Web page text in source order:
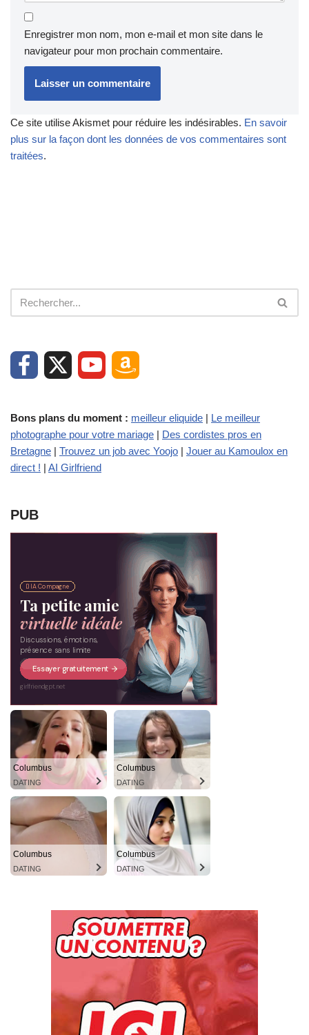
Enregistrer mon nom, mon e-mail et mon site dans le
navigateur pour mon prochain commentaire.
Ce site utilise Akismet pour réduire les indésirables. En savoir
plus sur la façon dont les données de vos commentaires sont
traitées.
Bons plans du moment : meilleur eliquide | Le meilleur
photographe pour votre mariage | Des cordistes pros en
Bretagne | Trouvez un job avec Yoojo | Jouer au Kamoulox en
direct ! | AI Girlfriend
PUB
Columbus
DATING
Columbus
DATING
Columbus
DATING
Columbus
DATING